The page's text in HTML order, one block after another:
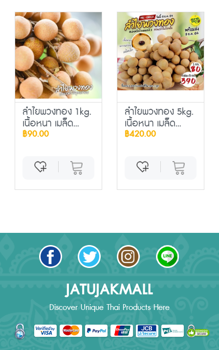
ลำไยพวงทอง 1kg.
เนื้อหนา เมล็ด...
฿90.00
ลำไยพวงทอง 5kg.
เนื้อหนา เมล็ด...
฿420.00
JATUJAKMALL
Discover Unique Thai Products Here